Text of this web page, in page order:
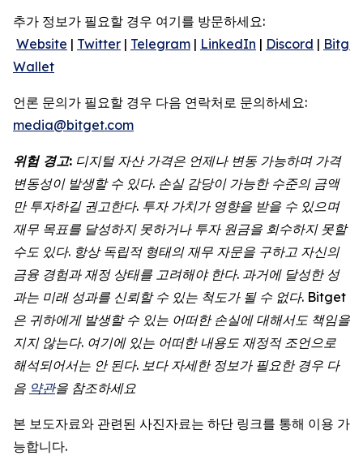
추가 정보가 필요할 경우 여기를 방문하세요:
Website | Twitter | Telegram | LinkedIn | Discord | Bitget
Wallet
언론 문의가 필요할 경우 다음 연락처로 문의하세요:
media@bitget.com
위험 경고: 디지털 자산 가격은 언제나 변동 가능하며 가격
변동성이 발생할 수 있다. 손실 감당이 가능한 수준의 금액
만 투자하길 권고한다. 투자 가치가 영향을 받을 수 있으며
재무 목표를 달성하지 못하거나 투자 원금을 회수하지 못할
수도 있다. 항상 독립적 형태의 재무 자문을 구하고 자신의
금융 경험과 재정 상태를 고려해야 한다. 과거에 달성한 성
과는 미래 성과를 신뢰할 수 있는 척도가 될 수 없다. Bitget
은 귀하에게 발생할 수 있는 어떠한 손실에 대해서도 책임을
지지 않는다. 여기에 있는 어떠한 내용도 재정적 조언으로
해석되어서는 안 된다. 보다 자세한 정보가 필요한 경우 다
음 약관을 참조하세요
본 보도자료와 관련된 사진자료는 하단 링크를 통해 이용 가
능합니다.